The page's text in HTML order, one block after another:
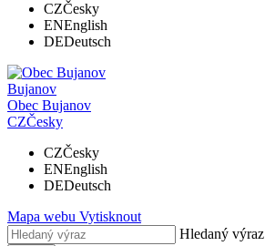
CZČesky
ENEnglish
DEDeutsch
Bujanov
Obec Bujanov
CZČesky
CZČesky
ENEnglish
DEDeutsch
Mapa webu Vytisknout
Hledaný výraz